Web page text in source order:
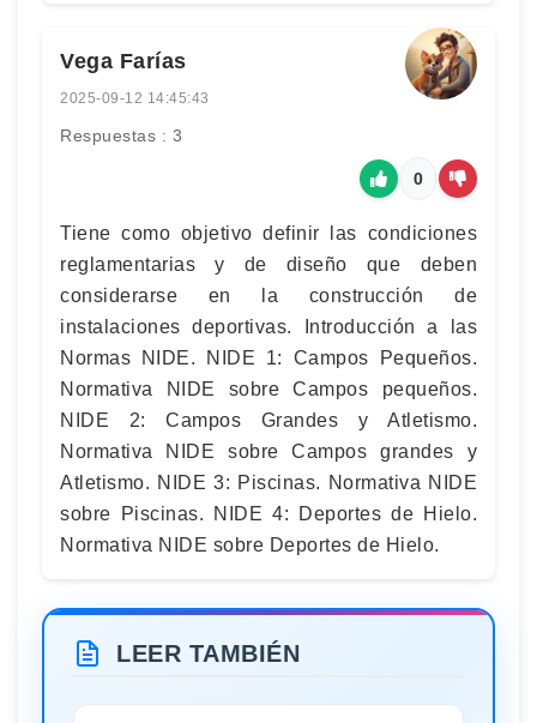
Vega Farías
2025-09-12 14:45:43
Respuestas : 3
0
Tiene como objetivo definir las condiciones
reglamentarias y de diseño que deben
considerarse en la construcción de
instalaciones deportivas. Introducción a las
Normas NIDE. NIDE 1: Campos Pequeños.
Normativa NIDE sobre Campos pequeños.
NIDE 2: Campos Grandes y Atletismo.
Normativa NIDE sobre Campos grandes y
Atletismo. NIDE 3: Piscinas. Normativa NIDE
sobre Piscinas. NIDE 4: Deportes de Hielo.
Normativa NIDE sobre Deportes de Hielo.
LEER TAMBIÉN